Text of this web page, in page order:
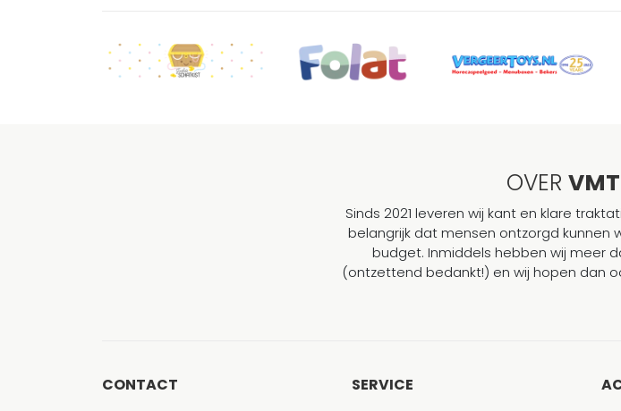
OVER
Sinds 2021 leveren wij kant en klare
belangrijk dat mensen ontzorgd kunnen
budget. Inmiddels hebben wij meer
(ontzettend bedankt!) en wij hopen dan
CONTACT SERVICE